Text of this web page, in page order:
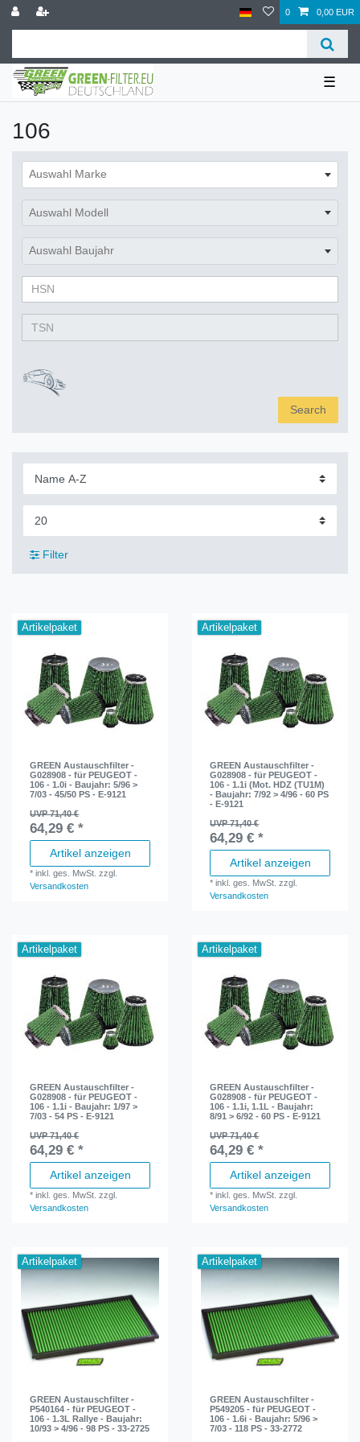
0 0,00 EUR
☰
106
Auswahl Marke
Auswahl Modell
Auswahl Baujahr
Search
Filter
Artikelpaket
GREEN Austauschfilter -
G028908 - für PEUGEOT -
106 - 1.0i - Baujahr: 5/96 >
7/03 - 45/50 PS - E-9121
UVP 71,40 €
64,29 € *
Artikel anzeigen
*inkl. ges. MwSt. zzgl.
Versandkosten
Artikelpaket
GREEN Austauschfilter -
G028908 - für PEUGEOT -
106 - 1.1i (Mot. HDZ (TU1M)
- Baujahr: 7/92 > 4/96 - 60 PS
- E-9121
UVP 71,40 €
64,29 € *
Artikel anzeigen
*inkl. ges. MwSt. zzgl.
Versandkosten
Artikelpaket
GREEN Austauschfilter -
G028908 - für PEUGEOT -
106 - 1.1i - Baujahr: 1/97 >
7/03 - 54 PS - E-9121
UVP 71,40 €
64,29 € *
Artikel anzeigen
*inkl. ges. MwSt. zzgl.
Versandkosten
Artikelpaket
GREEN Austauschfilter -
G028908 - für PEUGEOT -
106 - 1.1i, 1.1L - Baujahr:
8/91 > 6/92 - 60 PS - E-9121
UVP 71,40 €
64,29 € *
Artikel anzeigen
*inkl. ges. MwSt. zzgl.
Versandkosten
Artikelpaket
GREEN Austauschfilter -
P540164 - für PEUGEOT -
106 - 1.3L Rallye - Baujahr:
10/93 > 4/96 - 98 PS - 33-2725
Artikelpaket
GREEN Austauschfilter -
P549205 - für PEUGEOT -
106 - 1.6i - Baujahr: 5/96 >
7/03 - 118 PS - 33-2772